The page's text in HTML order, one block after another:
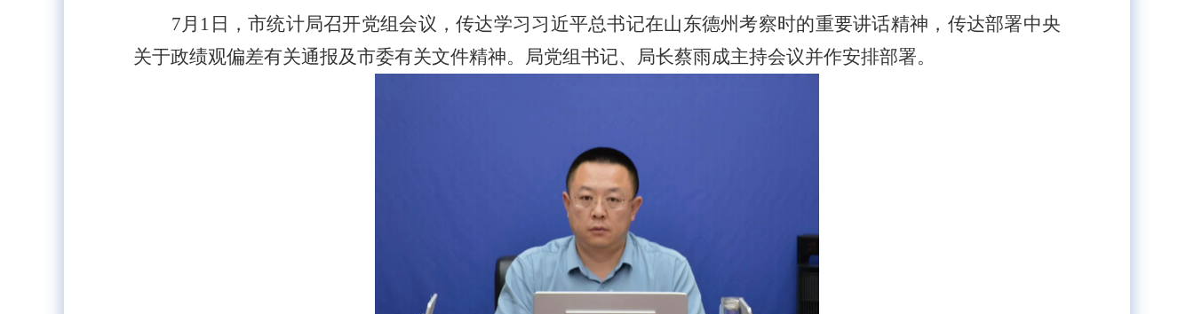
7月1日，市统计局召开党组会议，传达学习习近平总书记在山东德州考察时的重要讲话精神，传达部署中央
关于政绩观偏差有关通报及市委有关文件精神。局党组书记、局长蔡雨成主持会议并作安排部署。